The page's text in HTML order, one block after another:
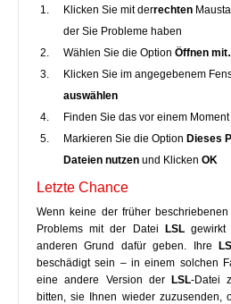
Klicken Sie mit derrechten
der Sie Probleme haben
Wählen Sie die Option Öffnen
Klicken Sie im angegebenem
auswählen
Finden Sie das vor einem
Markieren Sie die Option Dieses
Dateien nutzen und Klicken OK
Letzte Chance
Wenn keine der früher
Problems mit der Datei
LSLgewirkt
anderen Grund dafür geben. Ihre
beschädigt sein – in einem solchen
eine andere Version der
LSL-Datei
bitten, sie Ihnen wieder zuzusenden,